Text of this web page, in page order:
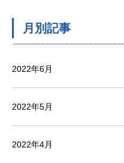
月別記事
2022年6月
2022年5月
2022年4月